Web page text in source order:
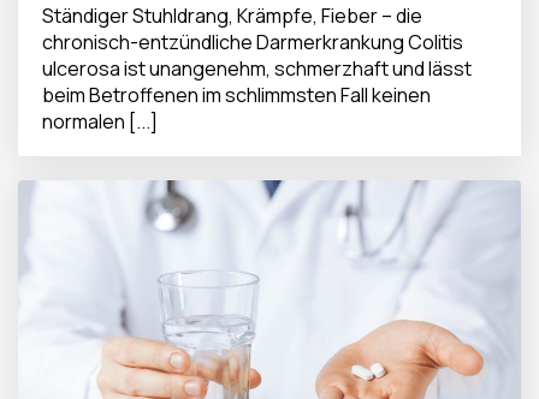
Ständiger Stuhldrang, Krämpfe, Fieber – die
chronisch-entzündliche Darmerkrankung Colitis
ulcerosa ist unangenehm, schmerzhaft und lässt
beim Betroffenen im schlimmsten Fall keinen
normalen [...]